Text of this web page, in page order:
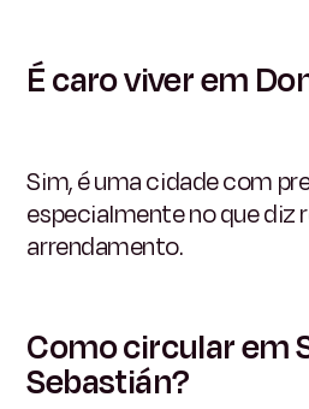
É caro viver em
Sim, é uma cidade com
especialmente no que diz
arrendamento.
Como circular em
Sebastián?